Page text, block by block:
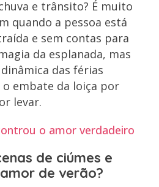
e trânsito? É muito
quando a pessoa está
e sem contas para
da esplanada, mas
das férias
embate da loiça por
levar.
o amor verdadeiro
de ciúmes e
de verão?